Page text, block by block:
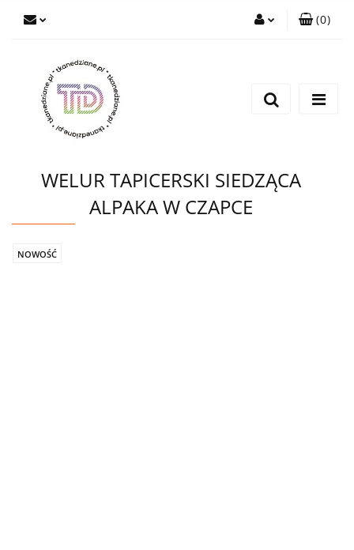
Wyślij e-mail
(0)
WELUR TAPICERSKI SIEDZĄCA
ALPAKA W CZAPCE
NOWOŚĆ